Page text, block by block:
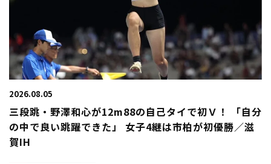
2026.08.05
三段跳・野澤和心が12m88の自己タイで初Ｖ！ 「自分
の中で良い跳躍できた」 女子4継は市柏が初優勝／滋
賀IH